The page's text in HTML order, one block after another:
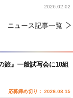
2026.02.02
ニュース記事一覧
旅』一般試写会に10組
応募締め切り： 2026.08.15